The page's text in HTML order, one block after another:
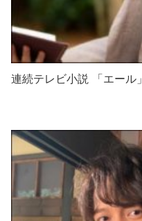
連続テレビ小説 「エール」